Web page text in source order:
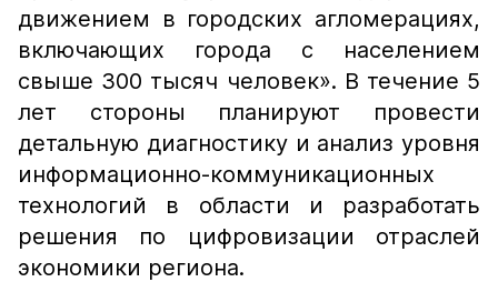
движением в городских агломерациях,
включающих города с населением
свыше 300 тысяч человек». В течение 5
лет стороны планируют провести
детальную диагностику и анализ уровня
информационно-коммуникационных
технологий в области и разработать
решения по цифровизации отраслей
экономики региона.